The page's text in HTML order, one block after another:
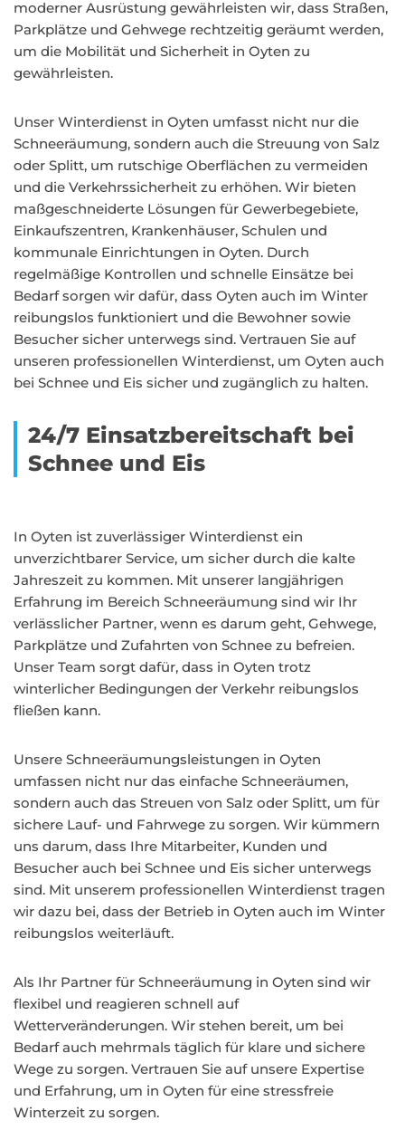
moderner Ausrüstung gewährleisten wir, dass Straßen,
Parkplätze und Gehwege rechtzeitig geräumt werden,
um die Mobilität und Sicherheit in Oyten zu
gewährleisten.
Unser Winterdienst in Oyten umfasst nicht nur die
Schneeräumung, sondern auch die Streuung von Salz
oder Splitt, um rutschige Oberflächen zu vermeiden
und die Verkehrssicherheit zu erhöhen. Wir bieten
maßgeschneiderte Lösungen für Gewerbegebiete,
Einkaufszentren, Krankenhäuser, Schulen und
kommunale Einrichtungen in Oyten. Durch
regelmäßige Kontrollen und schnelle Einsätze bei
Bedarf sorgen wir dafür, dass Oyten auch im Winter
reibungslos funktioniert und die Bewohner sowie
Besucher sicher unterwegs sind. Vertrauen Sie auf
unseren professionellen Winterdienst, um Oyten auch
bei Schnee und Eis sicher und zugänglich zu halten.
24/7 Einsatzbereitschaft bei
Schnee und Eis
In Oyten ist zuverlässiger Winterdienst ein
unverzichtbarer Service, um sicher durch die kalte
Jahreszeit zu kommen. Mit unserer langjährigen
Erfahrung im Bereich Schneeräumung sind wir Ihr
verlässlicher Partner, wenn es darum geht, Gehwege,
Parkplätze und Zufahrten von Schnee zu befreien.
Unser Team sorgt dafür, dass in Oyten trotz
winterlicher Bedingungen der Verkehr reibungslos
fließen kann.
Unsere Schneeräumungsleistungen in Oyten
umfassen nicht nur das einfache Schneeräumen,
sondern auch das Streuen von Salz oder Splitt, um für
sichere Lauf- und Fahrwege zu sorgen. Wir kümmern
uns darum, dass Ihre Mitarbeiter, Kunden und
Besucher auch bei Schnee und Eis sicher unterwegs
sind. Mit unserem professionellen Winterdienst tragen
wir dazu bei, dass der Betrieb in Oyten auch im Winter
reibungslos weiterläuft.
Als Ihr Partner für Schneeräumung in Oyten sind wir
flexibel und reagieren schnell auf
Wetterveränderungen. Wir stehen bereit, um bei
Bedarf auch mehrmals täglich für klare und sichere
Wege zu sorgen. Vertrauen Sie auf unsere Expertise
und Erfahrung, um in Oyten für eine stressfreie
Winterzeit zu sorgen.